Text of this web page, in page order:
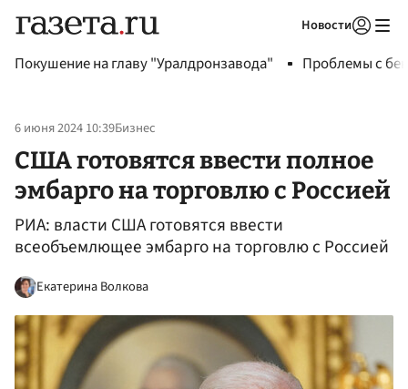
Новости
Покушение на главу "Уралдронзавода" Проблемы с
6 июня 2024 10:39Бизнес
США готовятся ввести полное
эмбарго на торговлю с Россией
РИА: власти США готовятся ввести
всеобъемлющее эмбарго на торговлю с Россией
Екатерина Волкова